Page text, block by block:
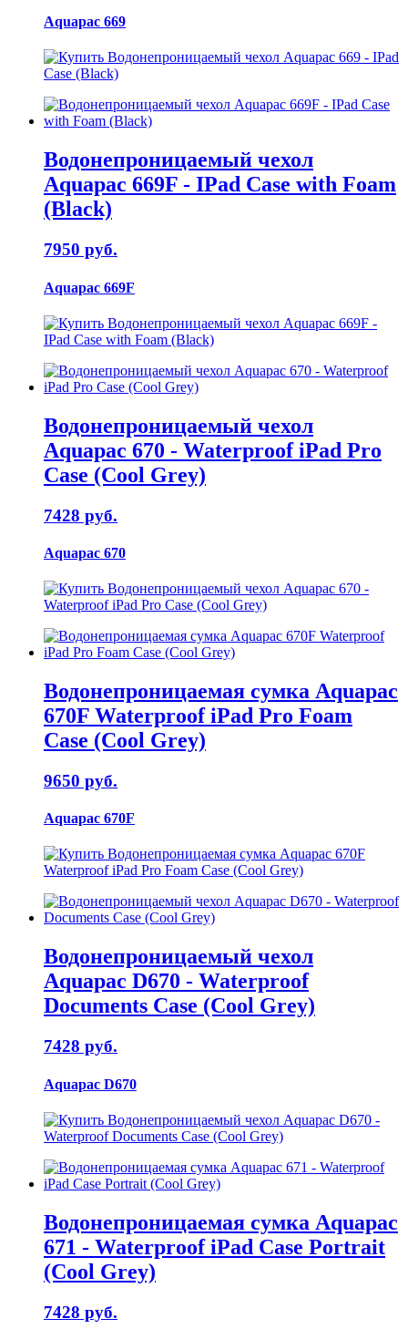
Aquapac 669
Водонепроницаемый чехол
Aquapac 669F - IPad Case with Foam
(Black)
7950 руб.
Aquapac 669F
Водонепроницаемый чехол
Aquapac 670 - Waterproof iPad Pro
Case (Cool Grey)
7428 руб.
Aquapac 670
Водонепроницаемая сумка Aquapac
670F Waterproof iPad Pro Foam
Case (Cool Grey)
9650 руб.
Aquapac 670F
Водонепроницаемый чехол
Aquapac D670 - Waterproof
Documents Case (Cool Grey)
7428 руб.
Aquapac D670
Водонепроницаемая сумка Aquapac
671 - Waterproof iPad Case Portrait
(Cool Grey)
7428 руб.